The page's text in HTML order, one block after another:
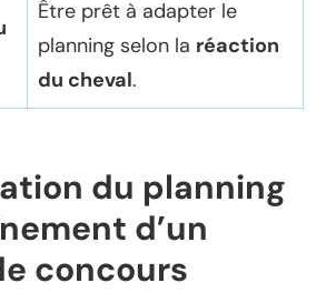
Être prêt à adapter le
planning selon la réaction
du cheval.
du planning
d’un
concours